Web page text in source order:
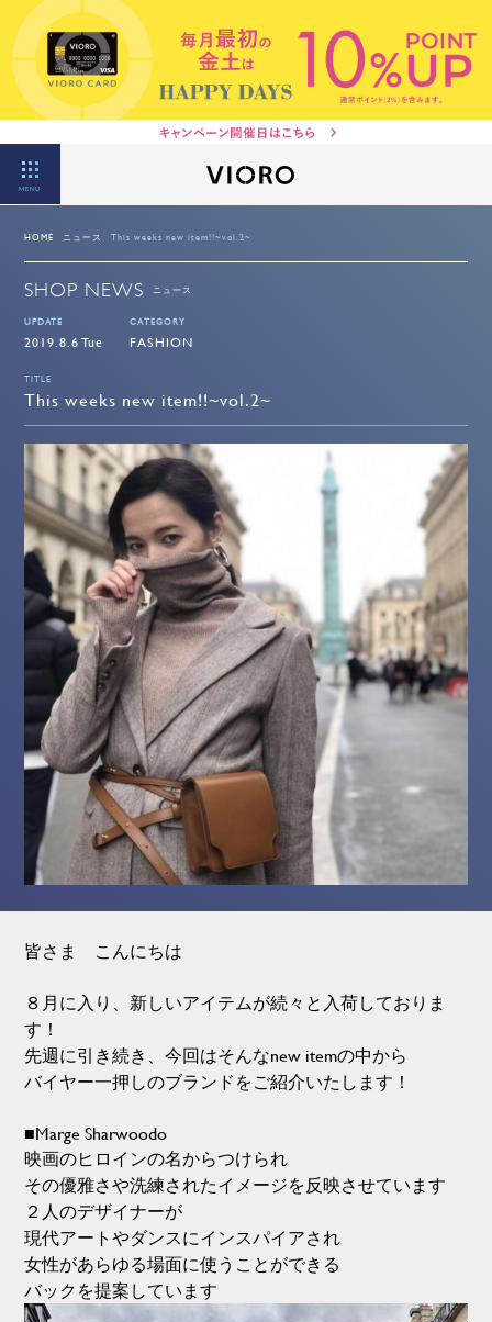
MENU
HOME ニュース This weeks new item!!~vol.2~
SHOP NEWS ニュース
UPDATE
2019.8.6 Tue
CATEGORY
FASHION
TITLE
This weeks new item!!~vol.2~
皆さま こんにちは
８月に入り、新しいアイテムが続々と入荷しておりま
す！
先週に引き続き、今回はそんなnew itemの中から
バイヤー一押しのブランドをご紹介いたします！
■Marge Sharwoodo
映画のヒロインの名からつけられ
その優雅さや洗練されたイメージを反映させています
２人のデザイナーが
現代アートやダンスにインスパイアされ
女性があらゆる場面に使うことができる
バックを提案しています